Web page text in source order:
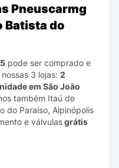
Pneuscarmg
Batista do
pode ser comprado e
3 lojas: 2
em São João
também Itaú de
do Paraíso, Alpinópolis
e válvulasgrátis